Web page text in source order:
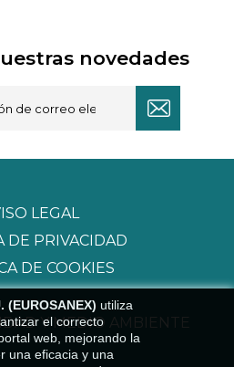
novedades
utiliza
el correcto
web, mejorando la
una eficacia y una
LEGAL
DE PRIVACIDAD
DE COOKIES
Y MEDIO AMBIENTE